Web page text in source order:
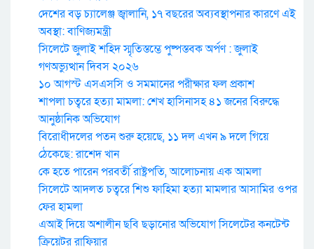
দেশের বড় চ্যালেঞ্জ জ্বালানি, ১৭ বছরের অব্যবস্থাপনার কারণে এই
অবস্থা: বাণিজ্যমন্ত্রী
সিলেটে জুলাই শহিদ স্মৃতিস্তম্ভে পুষ্পস্তবক অর্পণ : জুলাই
গণঅভ্যুত্থান দিবস ২০২৬
১০ আগস্ট এসএসসি ও সমমানের পরীক্ষার ফল প্রকাশ
শাপলা চত্বরে হত্যা মামলা: শেখ হাসিনাসহ ৪১ জনের বিরুদ্ধে
আনুষ্ঠানিক অভিযোগ
বিরোধীদলের পতন শুরু হয়েছে, ১১ দল এখন ৯ দলে গিয়ে
ঠেকেছে: রাশেদ খান
কে হতে পারেন পরবর্তী রাষ্ট্রপতি, আলোচনায় এক আমলা
সিলেটে আদলত চত্বরে শিশু ফাহিমা হত্যা মামলার আসামির ওপর
ফের হামলা
এআই দিয়ে অশালীন ছবি ছড়ানোর অভিযোগ সিলেটের কনটেন্ট
ক্রিয়েটর রাফিয়ার